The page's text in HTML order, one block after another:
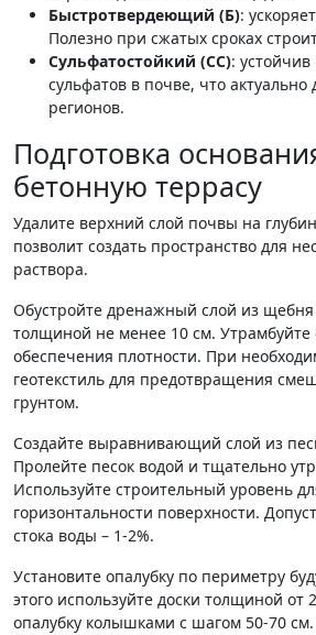
Быстротвердеющий (Б):
Полезно при сжатых сроках
Сульфатостойкий (СС):
сульфатов в почве, что
регионов.
Подготовка
бетонную террасу
Удалите верхний слой почвы на
позволит создать пространство для
раствора.
Обустройте дренажный слой из щебня
толщиной не менее 10 см. Утрамбуйте
обеспечения плотности. При
геотекстиль для предотвращения
грунтом.
Создайте выравнивающий слой из
Пролейте песок водой и тщательно
Используйте строительный уровень
горизонтальности поверхности.
стока воды – 1-2%.
Установите опалубку по периметру
этого используйте доски толщиной от
опалубку колышками с шагом 50-70 см.